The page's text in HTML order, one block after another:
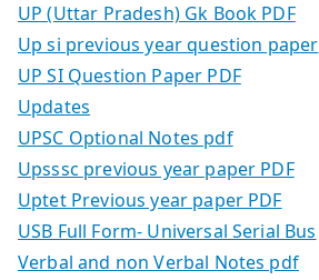
UP (Uttar Pradesh) Gk Book PDF
Up si previous year question paper
UP SI Question Paper PDF
Updates
UPSC Optional Notes pdf
Upsssc previous year paper PDF
Uptet Previous year paper PDF
USB Full Form- Universal Serial Bus
Verbal and non Verbal Notes pdf